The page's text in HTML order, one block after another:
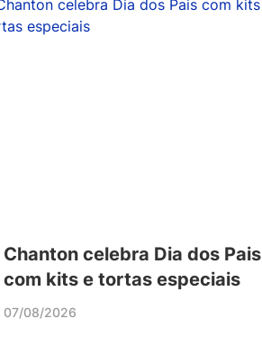
Chanton celebra Dia dos Pais
com kits e tortas especiais
07/08/2026